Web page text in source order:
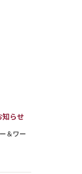
知らせ
＆ワー